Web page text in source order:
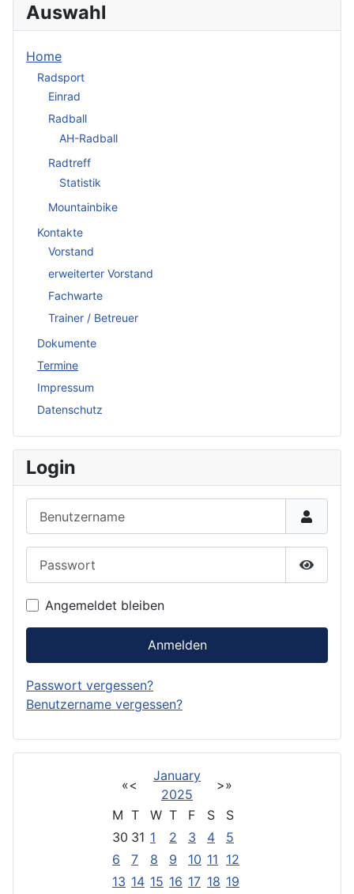
Auswahl
Home
Radsport
Einrad
Radball
AH-Radball
Radtreff
Statistik
Mountainbike
Kontakte
Vorstand
erweiterter Vorstand
Fachwarte
Trainer / Betreuer
Dokumente
Termine
Impressum
Datenschutz
Login
Angemeldet bleiben
Anmelden
Passwort vergessen?
Benutzername vergessen?
«<
January
2025
>»
M T W T F S
S
30 31 1 2 3 4
5
6
7 8 9 10 11 12
13 14 15 16 17 18 19